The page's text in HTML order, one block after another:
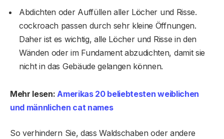
Abdichten oder Auffüllen aller Löcher und Risse.
cockroach passen durch sehr kleine Öffnungen.
Daher ist es wichtig, alle Löcher und Risse in den
Wänden oder im Fundament abzudichten, damit sie
nicht in das Gebäude gelangen können.
Mehr lesen:Amerikas 20 beliebtesten weiblichen
und männlichen cat names
So verhindern Sie, dass Waldschaben oder andere